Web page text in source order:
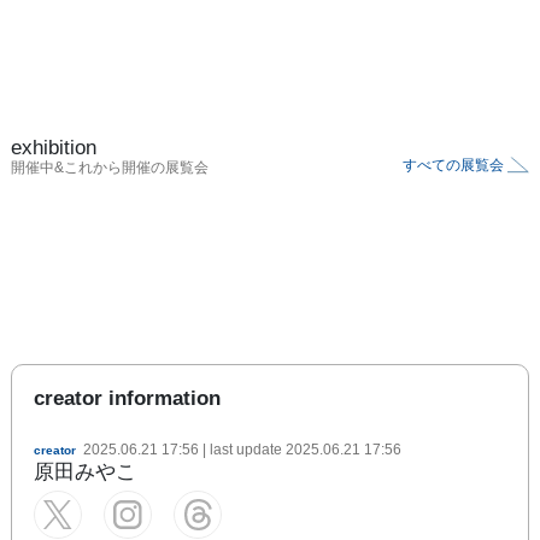
exhibition
開催中&これから開催の展覧会 すべての展覧会
creator information
creator 2025.06.21 17:56 | last update 2025.06.21 17:56
原田みやこ